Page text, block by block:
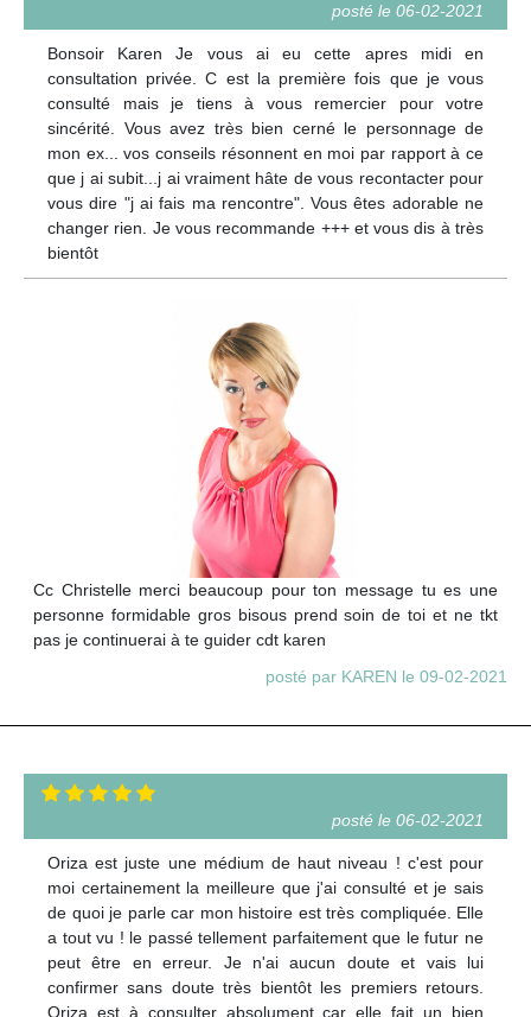
posté le 06-02-2021
Bonsoir Karen Je vous ai eu cette apres midi en
consultation privée. C est la première fois que je vous
consulté mais je tiens à vous remercier pour votre
sincérité. Vous avez très bien cerné le personnage de
mon ex... vos conseils résonnent en moi par rapport à ce
que j ai subit...j ai vraiment hâte de vous recontacter pour
vous dire "j ai fais ma rencontre". Vous êtes adorable ne
changer rien. Je vous recommande +++ et vous dis à très
bientôt
Cc Christelle merci beaucoup pour ton message tu es une
personne formidable gros bisous prend soin de toi et ne tkt
pas je continuerai à te guider cdt karen
posté par KAREN le 09-02-2021
posté le 06-02-2021
Oriza est juste une médium de haut niveau ! c'est pour
moi certainement la meilleure que j'ai consulté et je sais
de quoi je parle car mon histoire est très compliquée. Elle
a tout vu ! le passé tellement parfaitement que le futur ne
peut être en erreur. Je n'ai aucun doute et vais lui
confirmer sans doute très bientôt les premiers retours.
Oriza est à consulter absolument car elle fait un bien